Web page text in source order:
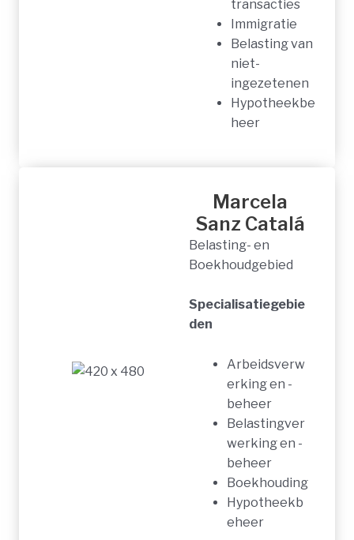
transacties
Immigratie
Belasting van
niet-
ingezetenen
Hypotheekbe
heer
Marcela
Sanz Catalá
Belasting- en
Boekhoudgebied
Specialisatiegebie
den
Arbeidsverw
erking en -
beheer
Belastingver
werking en -
beheer
Boekhouding
Hypotheekb
eheer